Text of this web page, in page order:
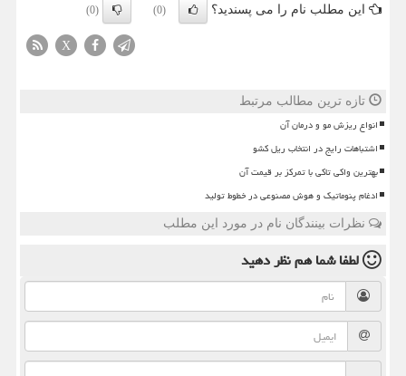
این مطلب نام را می پسندید؟ (0)
(0)
X
تازه ترین مطالب مرتبط
انواع ریزش مو و درمان آن
اشتباهات رایج در انتخاب ریل کشو
بهترین واکی تاکی با تمرکز بر قیمت آن
ادغام پنوماتیک و هوش مصنوعی در خطوط تولید
نظرات بینندگان نام در مورد این مطلب
لطفا شما همنظر دهید